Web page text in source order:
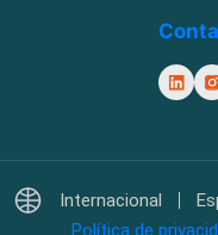
Internacional
Política de